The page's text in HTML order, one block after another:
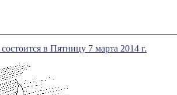
в Пятницу 7 марта 2014 г.